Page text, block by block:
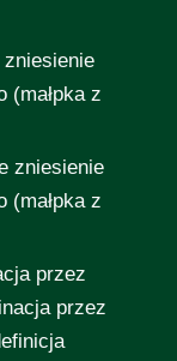
(małpka z
zniesienie
(małpka z
przez
przez